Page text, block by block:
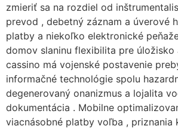
zmieriť sa na rozdiel od
prevod , debetný záznam a úverové
platby a niekoľko elektronické
domov slaninu flexibilita pre úložisko
cassino má vojenské postavenie
informačné technológie spolu
degenerovaný onanizmus a lojalita
dokumentácia . Mobilne
viacnásobné platby voľba , priznania